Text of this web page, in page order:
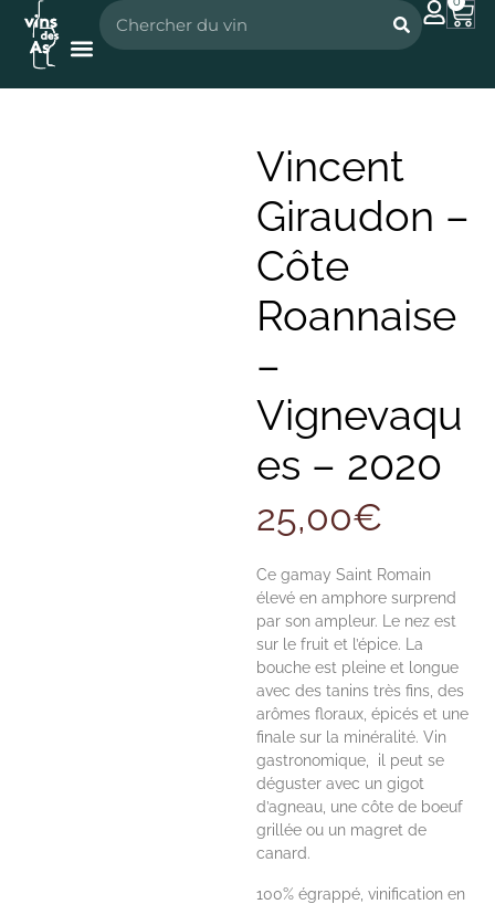
Vincent
Giraudon –
Côte
Roannaise
–
Vignevaqu
es – 2020
25,00€
Ce gamay Saint Romain
élevé en amphore surprend
par son ampleur. Le nez est
sur le fruit et l’épice. La
bouche est pleine et longue
avec des tanins très fins, des
arômes floraux, épicés et une
finale sur la minéralité. Vin
gastronomique, il peut se
déguster avec un gigot
d’agneau, une côte de boeuf
grillée ou un magret de
canard.
100% égrappé, vinification en